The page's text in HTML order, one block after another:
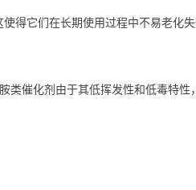
得它们在长期使用过程中不易老化失
类催化剂由于其低挥发性和低毒特性